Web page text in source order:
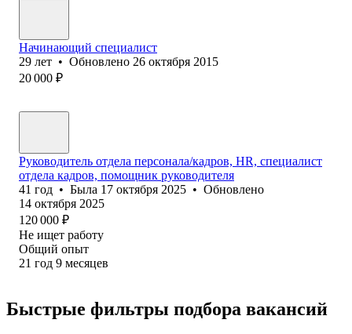
Начинающий специалист
29 лет • Обновлено 26 октября 2015
20 000 ₽
Руководитель отдела персонала/кадров, HR, специалист
отдела кадров, помощник руководителя
41 год • Была 17 октября 2025 • Обновлено
14 октября 2025
120 000 ₽
Не ищет работу
Общий опыт
21 год 9 месяцев
Быстрые фильтры подбора вакансий